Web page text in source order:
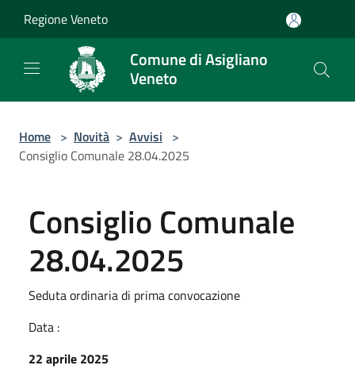
Regione Veneto
Comune di Asigliano
Veneto
Home > Novità > Avvisi >
Consiglio Comunale 28.04.2025
Consiglio Comunale
28.04.2025
Seduta ordinaria di prima convocazione
Data :
22 aprile 2025